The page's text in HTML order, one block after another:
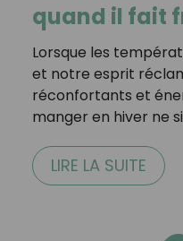
quand il fait
Lorsque les
et notre esprit
réconfortants et
manger en hiver ne
LIRE LA SUITE